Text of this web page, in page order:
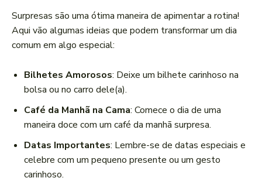
Surpresas são uma ótima maneira de apimentar a rotina!
Aqui vão algumas ideias que podem transformar um dia
comum em algo especial:
Bilhetes Amorosos: Deixe um bilhete carinhoso na
bolsa ou no carro dele(a).
Café da Manhã na Cama: Comece o dia de uma
maneira doce com um café da manhã surpresa.
Datas Importantes: Lembre-se de datas especiais e
celebre com um pequeno presente ou um gesto
carinhoso.